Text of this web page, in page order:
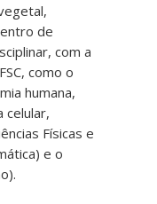
de
com a
como o
humana,
celular,
Físicas e
e o